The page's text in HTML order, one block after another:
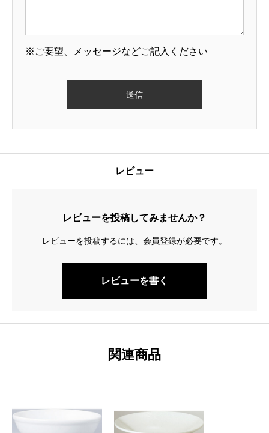
※ご要望、メッセージなどご記入ください
レビュー
レビューを投稿してみませんか？
レビューを投稿するには、会員登録が必要です。
レビューを書く
関連商品